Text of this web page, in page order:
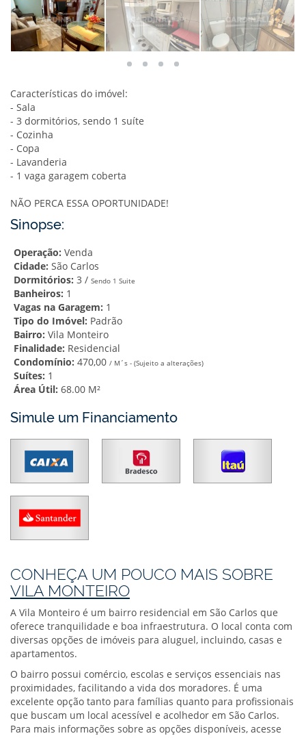
Características do imóvel:
- Sala
- 3 dormitórios, sendo 1 suíte
- Cozinha
- Copa
- Lavanderia
- 1 vaga garagem coberta
NÃO PERCA ESSA OPORTUNIDADE!
Sinopse:
Operação: Venda
Cidade: São Carlos
Dormitórios: 3 / Sendo 1 Suite
Banheiros: 1
Vagas na Garagem: 1
Tipo do Imóvel: Padrão
Bairro: Vila Monteiro
Finalidade: Residencial
Condomínio: 470,00 / M´s - (Sujeito a alterações)
Suítes: 1
Área Útil: 68.00 M²
Simule um Financiamento
CONHEÇA UM POUCO MAIS SOBRE
VILA MONTEIRO
A Vila Monteiro é um bairro residencial em São Carlos que
oferece tranquilidade e boa infraestrutura. O local conta com
diversas opções de imóveis para aluguel, incluindo, casas e
apartamentos.
O bairro possui comércio, escolas e serviços essenciais nas
proximidades, facilitando a vida dos moradores. É uma
excelente opção tanto para famílias quanto para profissionais
que buscam um local acessível e acolhedor em São Carlos.
Para mais informações sobre as opções disponíveis, acesse